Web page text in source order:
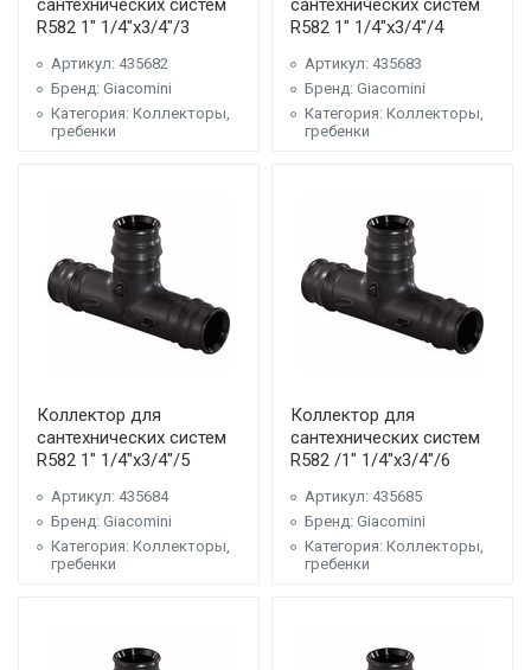
R582 1" 1/4"x3/4"/3
Артикул: 435682
Бренд: Giacomini
Категория: Коллекторы,
гребенки
R582 1" 1/4"x3/4"/4
Артикул: 435683
Бренд: Giacomini
Категория: Коллекторы,
гребенки
Коллектор для
сантехнических систем
R582 1" 1/4"x3/4"/5
Артикул: 435684
Бренд: Giacomini
Категория: Коллекторы,
гребенки
Коллектор для
сантехнических систем
R582 /1" 1/4"x3/4"/6
Артикул: 435685
Бренд: Giacomini
Категория: Коллекторы,
гребенки